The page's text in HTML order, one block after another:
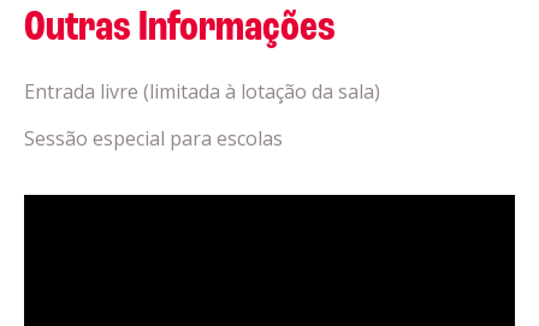
Outras Informações
Entrada livre (limitada à lotação da sala)
Sessão especial para escolas